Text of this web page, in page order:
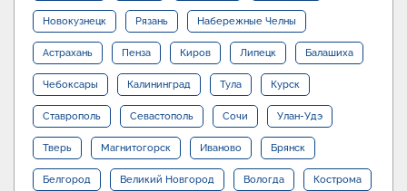
Новокузнецк Рязань Набережные Челны
Астрахань Пенза Киров Липецк Балашиха
Чебоксары Калининград Тула Курск
Ставрополь Севастополь Сочи Улан-Удэ
Тверь Магнитогорск Иваново Брянск
Белгород Великий Новгород Вологда Кострома